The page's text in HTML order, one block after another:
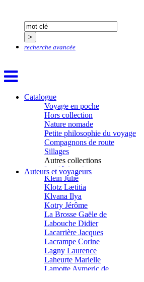
recherche avancée
Catalogue
Voyage en poche
Hors collection
Nature nomade
Petite philosophie du voyage
Compagnons de route
Sillages
Autres collections
La clé des champs
Chemins d’étoiles
Visions
Auteurs et voyageurs
Guillotel Pierre-Antoine
Guyon Élizabeth
Hafez Kim
Hervouët Tifenn
Houdaille Christophe
Hussain Fawaz
Hussenet Emmanuel
Imhof Valentine
Jacq Marie-Claire
Jallade Sébastien
Janichon Gérard
Kerouedan Annie
Klein Julie
Klotz Lætitia
Klvana Ilya
Kotry Jérôme
La Brosse Gaële de
Labouche Didier
Lacarrière Jacques
Lacrampe Corine
Lagny Laurence
Laheurte Marielle
Lamotte Aymeric de